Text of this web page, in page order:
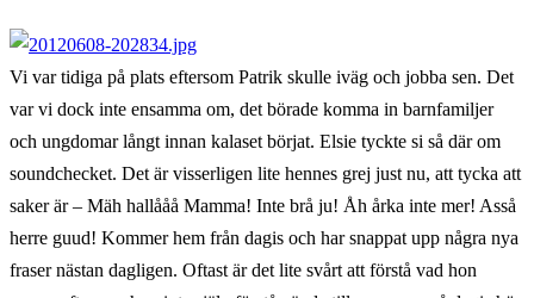
Vi var tidiga på plats eftersom Patrik skulle iväg och jobba sen. Det
var vi dock inte ensamma om, det börade komma in barnfamiljer
och ungdomar långt innan kalaset börjat. Elsie tyckte si så där om
soundchecket. Det är visserligen lite hennes grej just nu, att tycka att
saker är – Mäh hallååå Mamma! Inte brå ju! Åh årka inte mer! Asså
herre guud! Kommer hem från dagis och har snappat upp några nya
fraser nästan dagligen. Oftast är det lite svårt att förstå vad hon